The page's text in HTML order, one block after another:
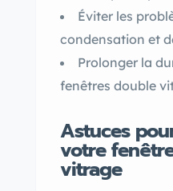
Éviter les
condensation et
Prolonger la
fenêtres double
Astuces
votre
vitrage